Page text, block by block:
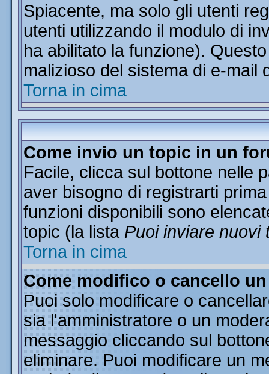
Spiacente, ma solo gli utenti
utenti utilizzando il modulo di
ha abilitato la funzione).
malizioso del sistema di e-mail
Torna in cima
Come invio un topic in un
Facile, clicca sul bottone nelle
aver bisogno di registrarti
funzioni disponibili sono
topic (la lista Puoi inviare nuovi
Torna in cima
Come modifico o cancello
Puoi solo modificare o
sia l'amministratore o un
messaggio cliccando sul
eliminare. Puoi modificare un